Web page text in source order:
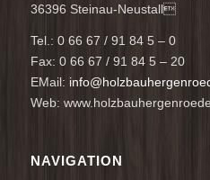
36396 Steinau-Neustall
Tel.: 0 66 67 / 91 84 5 – 0
Fax: 0 66 67 / 91 84 5 – 20
EMail:
Web:
NAVIGATION